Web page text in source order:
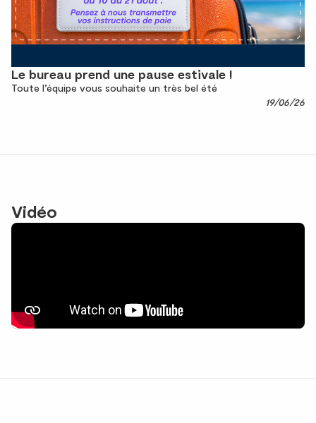
Le bureau prend une pause estivale !
Toute l’équipe vous souhaite un très bel été
19/06/26
Vidéo